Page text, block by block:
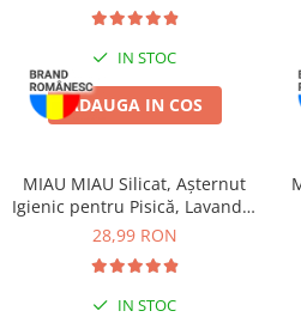
Accesorii Câini
Culcușuri & Saltele Câini
Zgărzi, Lese & Hamuri
Jucării Câini
Haine Câini
IN STOC
ADAUGA IN COS
MIAU MIAU Silicat, Așternut
Igienic pentru Pisică, Lavandă,
5L
28,99 RON
IN STOC